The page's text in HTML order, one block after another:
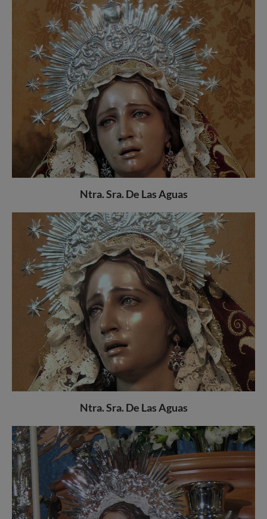
Ntra. Sra. De Las Aguas
Ntra. Sra. De Las Aguas